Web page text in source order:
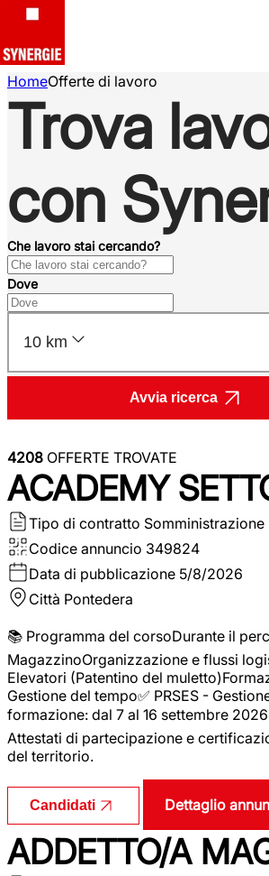
HomeOfferte di lavoro
Trova
con
Che lavoro stai cercando?
Dove
10 km
Avvia ricerca
4208 OFFERTE TROVATE
ACADEMY
Tipo di contratto Somministrazione
Codice annuncio 349824
Data di pubblicazione 5/8/2026
Città Pontedera
📚 Programma del corsoDurante il
MagazzinoOrganizzazione e flussi
Elevatori (Patentino del
Gestione del tempo✅ PRSES -
formazione: dal 7 al 16 settembre
Attestati di partecipazione e
del territorio.
Candidati Dettaglio
ADDETTO/A